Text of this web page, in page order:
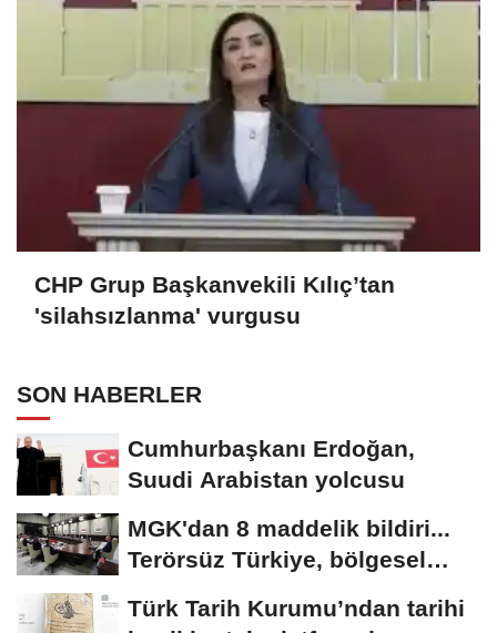
CHP Grup Başkanvekili Kılıç’tan
'silahsızlanma' vurgusu
SON HABERLER
Cumhurbaşkanı Erdoğan,
Suudi Arabistan yolcusu
MGK'dan 8 maddelik bildiri...
Terörsüz Türkiye, bölgesel
Türk Tarih Kurumu’ndan tarihi